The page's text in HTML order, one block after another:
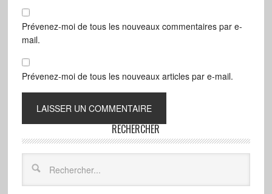
Prévenez-moi de tous les nouveaux commentaires par e-
mail.
Prévenez-moi de tous les nouveaux articles par e-mail.
RECHERCHER